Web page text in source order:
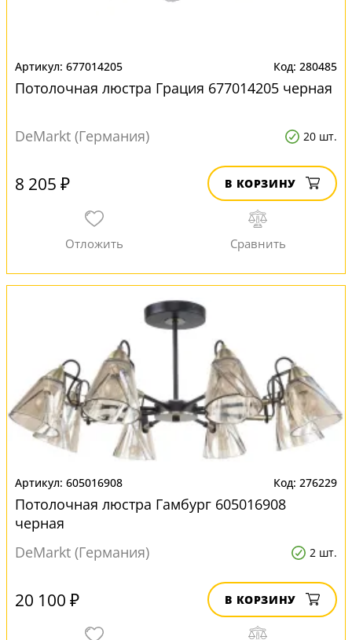
677014205 280485
Потолочная люстра Грация 677014205 черная
DeMarkt (Германия) 20 шт.
8 205 ₽ В КОРЗИНУ
605016908 276229
Потолочная люстра Гамбург 605016908
черная
DeMarkt (Германия)
2 шт.
20 100 ₽ В КОРЗИНУ